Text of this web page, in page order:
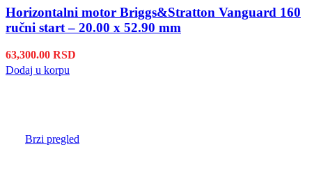
Horizontalni motor Briggs&Stratton Vanguard 160
ručni start – 20.00 x 52.90 mm
63,300.00 RSD
Dodaj u korpu
Brzi pregled